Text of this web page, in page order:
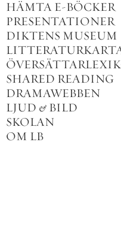
HÄMTA E-BÖCKER
PRESENTATIONER
DIKTENS MUSEUM
SHARED READING
DRAMAWEBBEN
LJUD & BILD
SKOLAN
OM LB